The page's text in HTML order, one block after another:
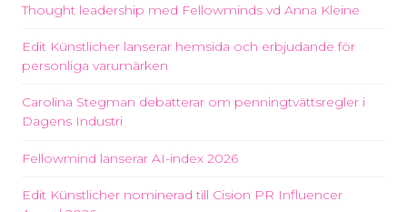
Thought leadership med Fellowminds vd Anna Kleine
Edit Künstlicher lanserar hemsida och erbjudande för
personliga varumärken
Carolina Stegman debatterar om penningtvättsregler i
Dagens Industri
Fellowmind lanserar AI-index 2026
Edit Künstlicher nominerad till Cision PR Influencer